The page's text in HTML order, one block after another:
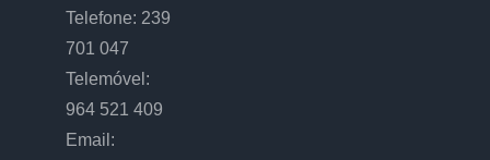
Telefone: 239
701 047
Telemóvel:
964 521 409
Email: